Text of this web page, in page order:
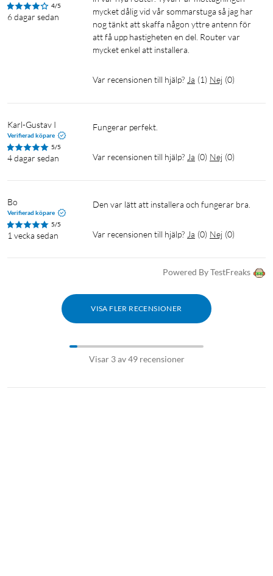
Portar: 1× 2,5 Gbps WAN/LAN, 1× Gigabit LAN, 1× Nano SIM-
kortplats, 2× SMA-portar för externa 5G-antenner, 1×
I lådan
TP-Link Archer NX500
RJ45 nätverkskabel
Nätadapter (12 V / 2 A)
Snabbstartguide
4/5
6 dagar sedan
mycket dålig vid vår sommarstuga så jag har
nog tänkt att skaffa någon yttre antenn för
att få upp hastigheten en del. Router var
Var recensionen till hjälp? Ja (1) Nej (0)
Karl-Gustav I
Verifierad köpare
5/5
4 dagar sedan
Fungerar perfekt.
Var recensionen till hjälp? Ja (0) Nej (0)
Bo
Verifierad köpare
5/5
1 vecka sedan
Den var lätt att installera och fungerar bra.
Var recensionen till hjälp? Ja (0) Nej (0)
Powered By TestFreaks
VISA FLER RECENSIONER
Visar 3 av 49 recensioner